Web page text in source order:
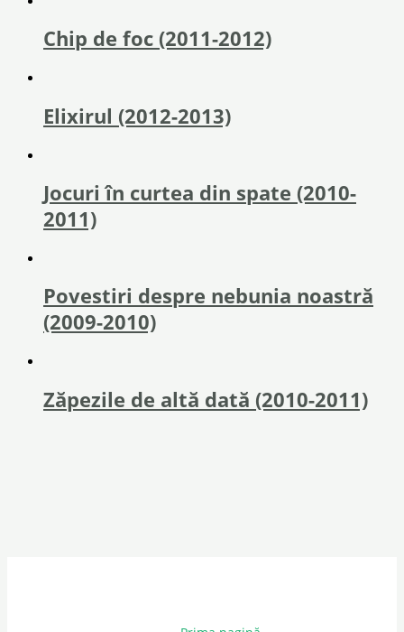
Chip de foc (2011-2012)
Elixirul (2012-2013)
Jocuri în curtea din spate (2010-
2011)
Povestiri despre nebunia noastră
(2009-2010)
Zăpezile de altă dată (2010-2011)